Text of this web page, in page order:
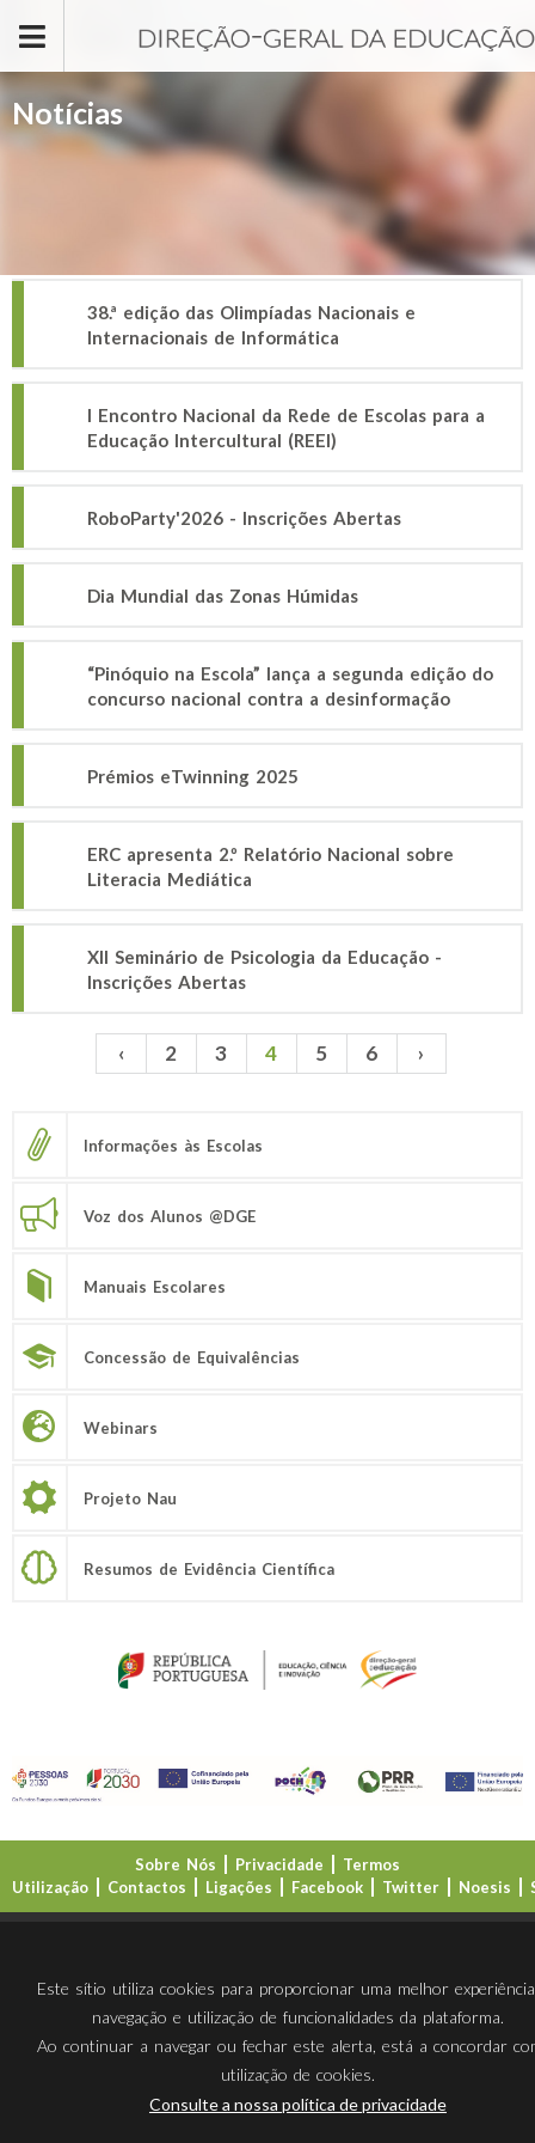
Notícias
38.ª edição das Olimpíadas Nacionais e
Internacionais de Informática
I Encontro Nacional da Rede de Escolas para a
Educação Intercultural (REEI)
RoboParty'2026 - Inscrições Abertas
Dia Mundial das Zonas Húmidas
“Pinóquio na Escola” lança a segunda edição do
concurso nacional contra a desinformação
Prémios eTwinning 2025
ERC apresenta 2.º Relatório Nacional sobre
Literacia Mediática
XII Seminário de Psicologia da Educação -
Inscrições Abertas
Páginas ‹ 2 3 4 5 6 ›
Informações às Escolas
Voz dos Alunos @DGE
Manuais Escolares
Concessão de Equivalências
Webinars
Projeto Nau
Resumos de Evidência Científica
Sobre Nós Privacidade
Termos
Utilização
Contactos Ligações Facebook Twitter Noesis
Este sítio utiliza cookies para proporcionar uma melhor
navegação e utilização de funcionalidades da plataforma.
Ao continuar a navegar ou fechar este alerta, está a concordar
utilização de cookies.
Consulte a nossa política de privacidade